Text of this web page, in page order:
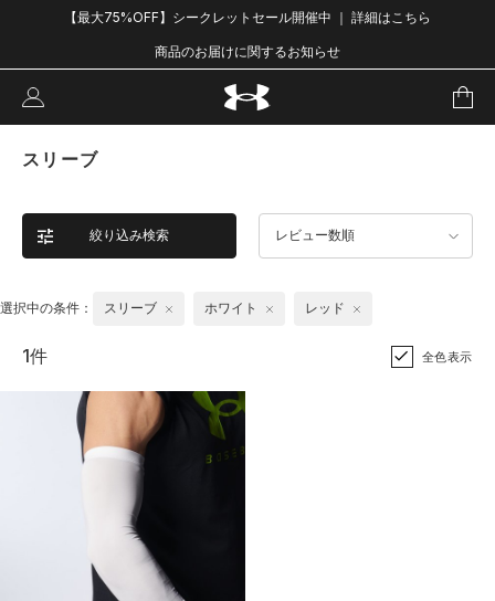
【最大75%OFF】シークレットセール開催中 ｜ 詳細はこちら
商品のお届けに関するお知らせ
スリーブ
絞り込み検索 レビュー数順
選択中の条件： スリーブ ホワイト レッド
1件 全色表示